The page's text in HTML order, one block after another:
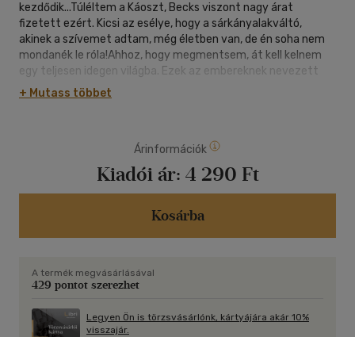
kezdődik...Túléltem a Káoszt, Becks viszont nagy árat
fizetett ezért. Kicsi az esélye, hogy a sárkányalakváltó,
akinek a szívemet adtam, még életben van, de én soha nem
mondanék le róla!Ahhoz, hogy megmentsem, át kell kelnem
egy teljesen idegen világba. Ezek az embereknek nevezett
lények nem túl barátságosak: folyton az életemre törnek.
Úgyhogy sürgősen meg kell tanulnom irányítani a bennem
hazudott, és átvert.Megbízni benne valószínűleg hiba
lenne.Beleszeretni egész biztosan az.A Powerless rajongóinak
különösen ajánljuk.
+ Mutass többet
Árinformációk
Kiadói ár: 4 290 Ft
Kosárba
A termék megvásárlásával
429 pontot szerezhet
Legyen Ön is törzsvásárlónk, kártyájára akár 10%
visszajár.